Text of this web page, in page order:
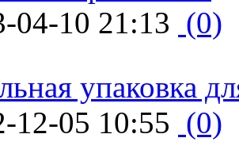
04-10 21:13 (0)
упаковка
12-05 10:55 (0)